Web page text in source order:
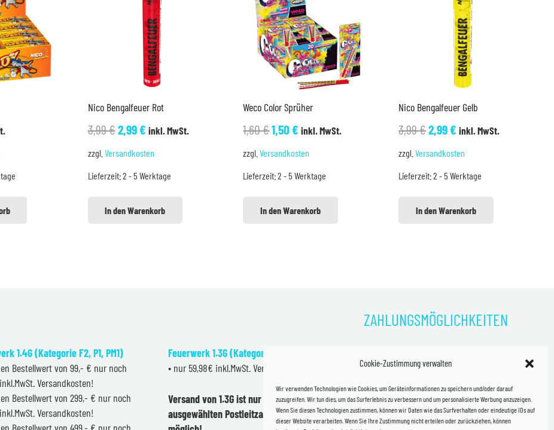
Cookie-Zustimmung verwalten
Wir verwenden Technologien wie Cookies, um Geräteinformationen zu speichern und/oder darauf
zuzugreifen. Wir tun dies, um das Surferlebnis zu verbessern und um personalisierte Werbung anzuzeigen.
Wenn Sie diesen Technologien zustimmen, können wir Daten wie das Surfverhalten oder eindeutige IDs auf
dieser Website verarbeiten. Wenn Sie Ihre Zustimmung nicht erteilen oder zurückziehen, können
Nico Bengalfeuer Rot
3,99€Ursprünglicher
Preis
3,99 €
2,99€Aktueller
2,99 €.
inkl. MwSt.
zzgl. Versandkosten
Lieferzeit:2 - 5 Werktage
In den Warenkorb
Weco Color Sprüher
1,60€Ursprünglicher
Preis
1,60 €
1,50€Aktueller
1,50 €.
inkl. MwSt.
zzgl.Versandkosten
Lieferzeit:2 - 5 Werktage
In den Warenkorb
Nico Bengalfeuer Gelb
3,99€Ursprünglicher
Preis
3,99 €
2,99€Aktueller
2,99 €.
inkl. MwSt.
zzgl.Versandkosten
Lieferzeit:2 - 5 Werktage
In den Warenkorb
1.4G (Kategorie F2, P1, PM1)
Bestellwert von 99,- € nur noch
Versandkosten!
Bestellwert von 299,- € nur noch
Versandkosten!
Feuerwerk 1.3G (Kategorie F2)
• nur 59,98€ inkl.MwSt. Versandkosten!
Versand von 1.3G ist nur innerhalb
ausgewählten Postleitzahlen in Sachsen
ZAHLUNGSMÖGLICHKEITEN